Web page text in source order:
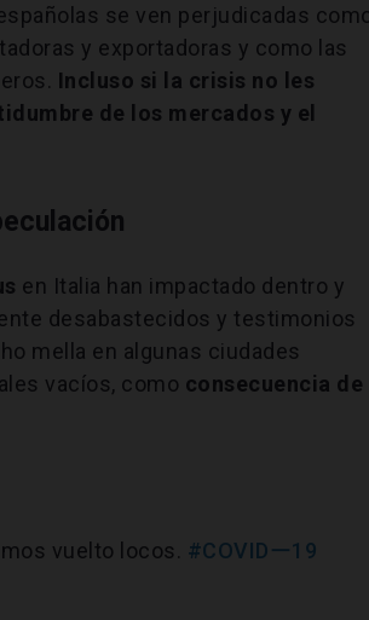
se ven perjudicadas
y exportadoras y como las
Incluso si la crisis no les
de los mercados y el
en Italia han impactado dentro y
desabastecidos y testimonios
mella en algunas ciudades
vacíos, como consecuencia de
vuelto locos. #COVIDー19